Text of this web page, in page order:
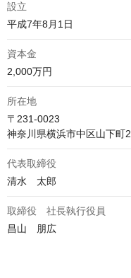
設立
平成7年8月1日
資本金
2,000万円
所在地
〒231-0023
神奈川県横浜市中区山下町
代表取締役
清水　太郎
取締役 社長執行役員
昌山　朋広